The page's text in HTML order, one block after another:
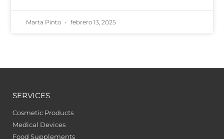
Marta Pinto febrero 13, 2025
SERVICES
Cosmetic Products
Medical Devices
Food Supplements